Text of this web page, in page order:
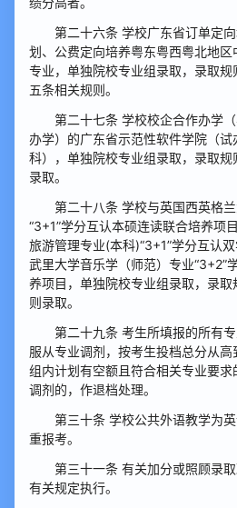
第二十六条 学校广东省订单定
划、公费定向培养粤东粤西粤北地
专业，单独院校专业组录取，录取
五条相关规则。
第二十七条 学校校企合作办学
办学）的广东省示范性软件学院（
科），单独院校专业组录取，录取
录取。
第二十八条 学校与英国西英格
“3+1”学分互认本硕连读联合培养项
旅游管理专业(本科)“3+1”学分互认
武里大学音乐学（师范）专业“3+2”
养项目，单独院校专业组录取，录
则录取。
第二十九条 考生所填报的所有
服从专业调剂，按考生投档总分从
组内计划有空额且符合相关专业要
调剂的，作退档处理。
第三十条 学校公共外语教学为
重报考。
第三十一条 有关加分或照顾录
有关规定执行。